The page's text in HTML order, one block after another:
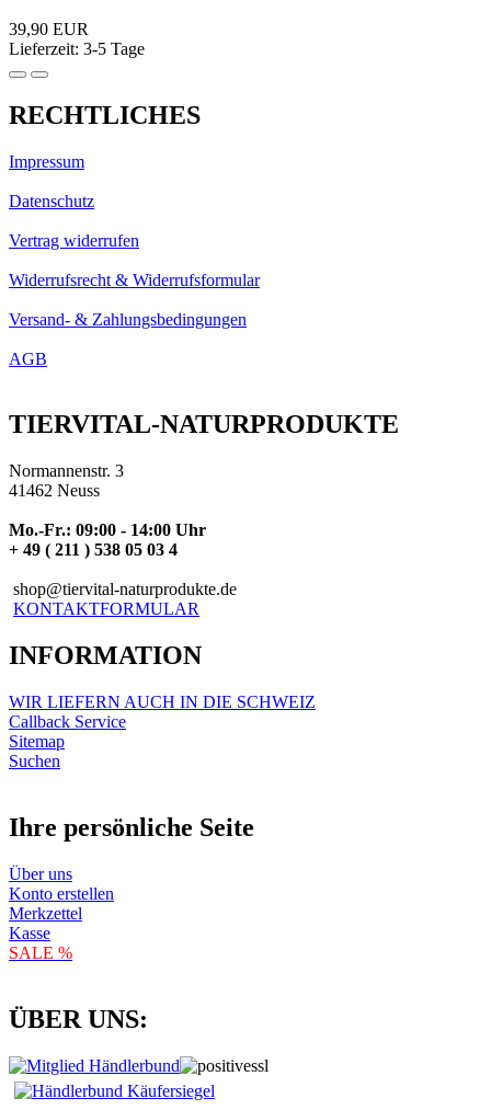
39,90 EUR
Lieferzeit: 3-5 Tage
RECHTLICHES
Impressum
Datenschutz
Vertrag widerrufen
Widerrufsrecht & Widerrufsformular
Versand- & Zahlungsbedingungen
AGB
TIERVITAL-NATURPRODUKTE
Normannenstr. 3
41462 Neuss
Mo.-Fr.: 09:00 - 14:00 Uhr
+ 49 ( 211 ) 538 05 03 4
shop@tiervital-naturprodukte.de
KONTAKTFORMULAR
INFORMATION
WIR LIEFERN AUCH IN DIE SCHWEIZ
Callback Service
Sitemap
Suchen
Ihre persönliche Seite
Über uns
Konto erstellen
Merkzettel
Kasse
SALE %
ÜBER UNS: